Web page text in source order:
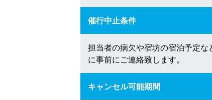
催行中止条件
担当者の病欠や宿坊の宿泊予定
に事前にご連絡致します。
キャンセル可能期間